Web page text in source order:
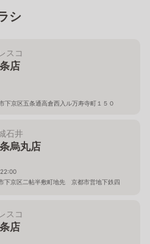
シ
スコ
店
下京区五条通高倉西入ル万寿寺町１５０
石井
烏丸店
下京区二帖半敷町地先 京都市営地下鉄四
スコ
店